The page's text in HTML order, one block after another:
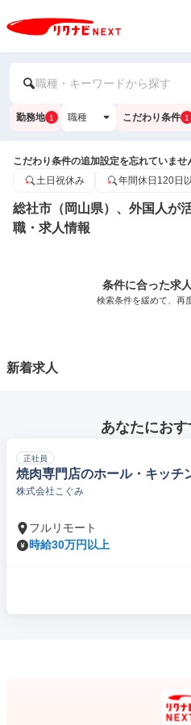
職種・キーワードから探す
勤務地 1 職種 こだわり条件 1
こだわり条件の追加設定を忘れていませ
土日祝休み
年間休日120日
総社市（岡山県）、外国人が
職・求人情報
条件に合った求
検索条件を緩めて、再
新着求人
あなたにお
正社員
焼肉専門店のホール・キッチ
株式会社こぐみ
フルリモート
時給30万円以上